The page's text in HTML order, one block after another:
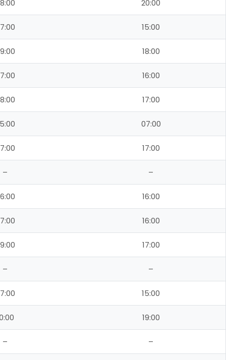
20:00
15:00
18:00
16:00
17:00
07:00
17:00
– –
16:00
16:00
17:00
– –
15:00
19:00
– –